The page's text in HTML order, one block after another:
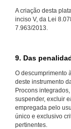
A criação desta
inciso V, da Lei
7.963/2013.
9. Das
O descumprimento
deste instrumento
Procons
suspender, excluir
empregada pelo
único e exclusivo
pertinentes.